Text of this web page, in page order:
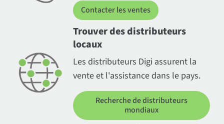
Contacter les ventes
Trouver des distributeurs
locaux
Les distributeurs Digi assurent la
vente et l'assistance dans le pays.
Recherche de distributeurs
mondiaux